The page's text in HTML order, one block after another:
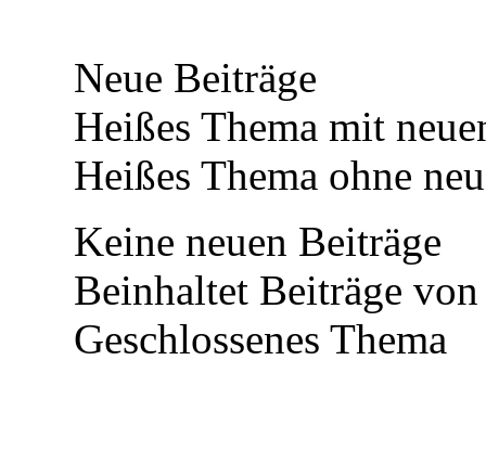
Neue Beiträge
Heißes Thema mit
Heißes Thema ohne
Keine neuen Beiträge
Beinhaltet Beiträge
Geschlossenes Thema